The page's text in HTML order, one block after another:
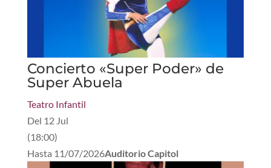
Concierto «Super Poder» de
Super Abuela
Teatro Infantil
Del 12 Jul
(18:00)
Hasta 11/07/2026Auditorio Capitol